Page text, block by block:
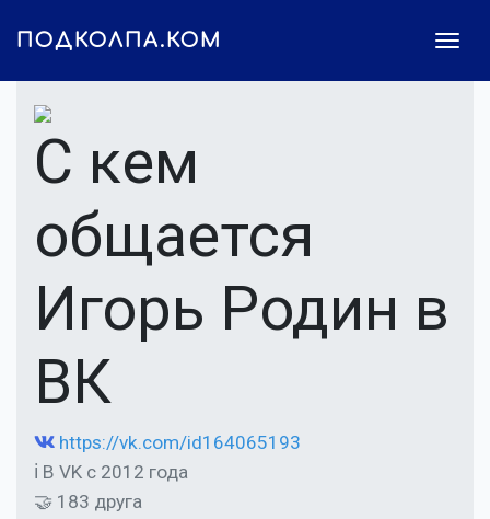
ПОДКОЛПА.КОМ
С кем
общается
Игорь Родин в
ВК
https://vk.com/id164065193
ℹ В VK с 2012 года
🤝 183 друга